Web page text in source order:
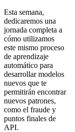
Esta semana,
dedicaremos una
jornada completa a
cómo utilizamos
este mismo proceso
de aprendizaje
automático para
desarrollar modelos
nuevos que te
permitirán encontrar
nuevos patrones,
como el fraude y
puntos finales de
API.